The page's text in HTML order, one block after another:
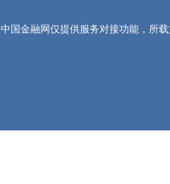
中国金融网仅提供服务对接功能，所